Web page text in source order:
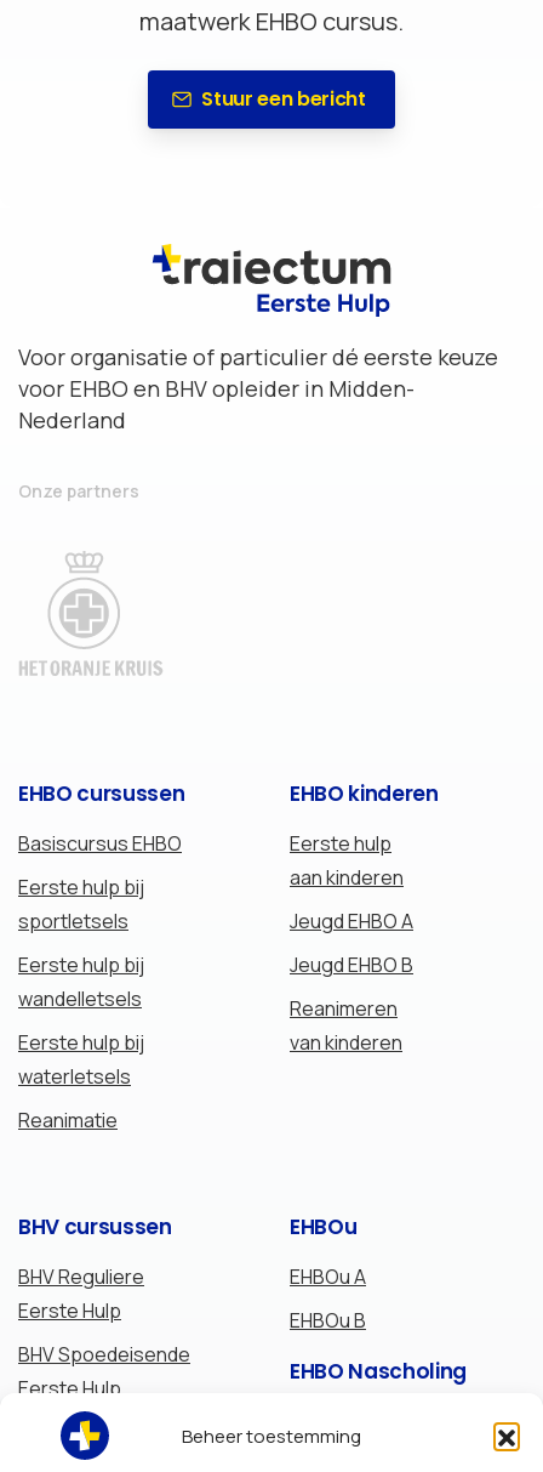
Beheer toestemming
maatwerk EHBO cursus.
Stuur een bericht
Voor organisatie of particulier dé eerste keuze
voor EHBO en BHV opleider in Midden-
Nederland
Onze partners
EHBO cursussen
Basiscursus EHBO
Eerste hulp bij
sportletsels
Eerste hulp bij
wandelletsels
Eerste hulp bij
waterletsels
Reanimatie
EHBO kinderen
Eerste hulp
aan kinderen
Jeugd EHBO A
Jeugd EHBO B
Reanimeren
van kinderen
BHV cursussen
BHV Reguliere
Eerste Hulp
BHV Spoedeisende
Eerste Hulp
BHV Brandbestrijding
EHBOu
EHBOu A
EHBOu B
EHBO Nascholing